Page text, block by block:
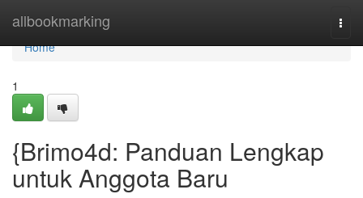
allbookmarking
Home
Home
1
{Brimo4d: Panduan Lengkap
untuk Anggota Baru